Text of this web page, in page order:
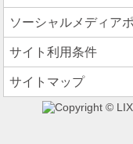
ソーシャルメディア
サイト利用条件
サイトマップ